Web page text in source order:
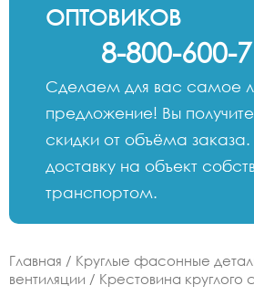
ОПТОВИКОВ
8-800-600-
Сделаем для вас самое
предложение! Вы
скидки от объёма
доставку на объект
транспортом.
Главная / Круглые фасонные
вентиляции / Крестовина круглого